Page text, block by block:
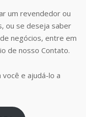
um revendedor ou
ou se deseja saber
negócios, entre em
de nosso Contato.
e ajudá-lo a